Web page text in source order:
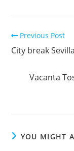
Read
more
articles
Previous Post
City break
Vacanta
YOU MIGHT